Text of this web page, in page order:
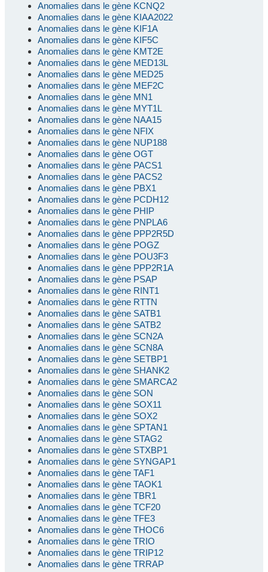
Anomalies dans le gène KCNQ2
Anomalies dans le gène KIAA2022
Anomalies dans le gène KIF1A
Anomalies dans le gène KIF5C
Anomalies dans le gène KMT2E
Anomalies dans le gène MED13L
Anomalies dans le gène MED25
Anomalies dans le gène MEF2C
Anomalies dans le gène MN1
Anomalies dans le gène MYT1L
Anomalies dans le gène NAA15
Anomalies dans le gène NFIX
Anomalies dans le gène NUP188
Anomalies dans le gène OGT
Anomalies dans le gène PACS1
Anomalies dans le gène PACS2
Anomalies dans le gène PBX1
Anomalies dans le gène PCDH12
Anomalies dans le gène PHIP
Anomalies dans le gène PNPLA6
Anomalies dans le gène PPP2R5D
Anomalies dans le gène POGZ
Anomalies dans le gène POU3F3
Anomalies dans le gène PPP2R1A
Anomalies dans le gène PSAP
Anomalies dans le gène RINT1
Anomalies dans le gène RTTN
Anomalies dans le gène SATB1
Anomalies dans le gène SATB2
Anomalies dans le gène SCN2A
Anomalies dans le gène SCN8A
Anomalies dans le gène SETBP1
Anomalies dans le gène SHANK2
Anomalies dans le gène SMARCA2
Anomalies dans le gène SON
Anomalies dans le gène SOX11
Anomalies dans le gène SOX2
Anomalies dans le gène SPTAN1
Anomalies dans le gène STAG2
Anomalies dans le gène STXBP1
Anomalies dans le gène SYNGAP1
Anomalies dans le gène TAF1
Anomalies dans le gène TAOK1
Anomalies dans le gène TBR1
Anomalies dans le gène TCF20
Anomalies dans le gène TFE3
Anomalies dans le gène THOC6
Anomalies dans le gène TRIO
Anomalies dans le gène TRIP12
Anomalies dans le gène TRRAP